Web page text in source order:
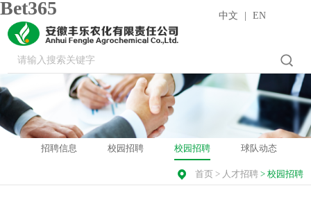
Bet365 中文 EN
招聘信息 校园招聘 校园招聘 球队动态
首页> 人才招聘> 校园招聘